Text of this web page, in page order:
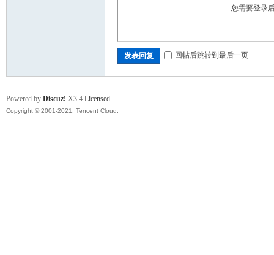
代
您需要登录
发表回复 回帖后跳转到最后一页
Powered by Discuz! X3.4 Licensed
Copyright © 2001-2021, Tencent Cloud.